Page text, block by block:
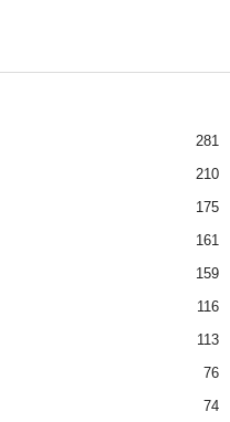
281
210
175
161
159
116
113
76
74